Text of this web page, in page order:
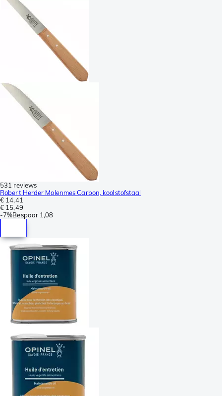
531 reviews
Robert Herder Molenmes Carbon, koolstofstaal
€ 14,41
€ 15,49
-7%Bespaar 1,08